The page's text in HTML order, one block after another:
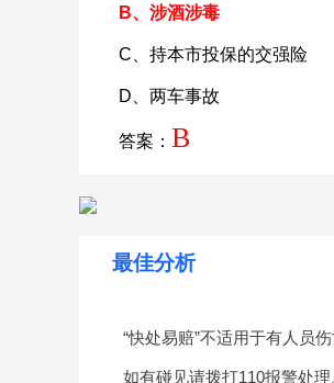
B、涉酒涉毒
C、持本市投保的交强险
D、两车事故
答案： B
最佳分析
“快处易赔”不适用于有人员
如有碰见请拨打110报警处理